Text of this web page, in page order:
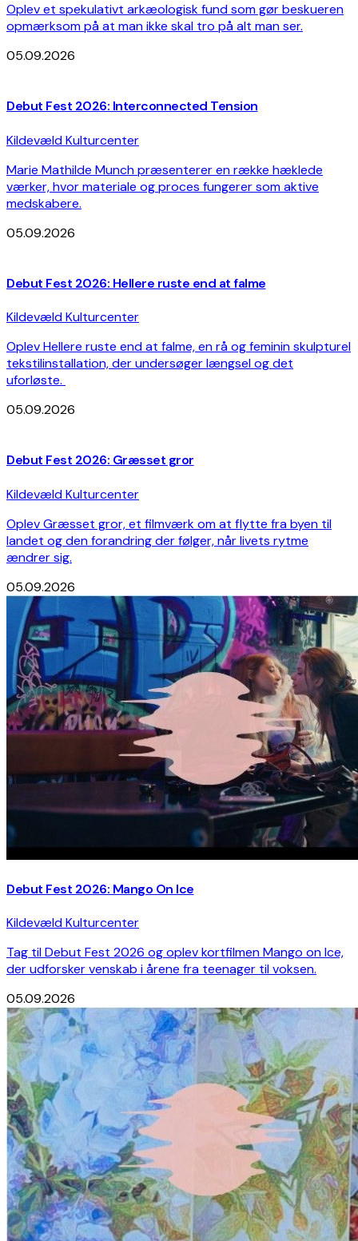
Oplev et spekulativt arkæologisk fund som gør beskueren
opmærksom på at man ikke skal tro på alt man ser.
05.09.2026
Debut Fest 2026: Interconnected Tension
Kildevæld Kulturcenter
Marie Mathilde Munch præsenterer en række hæklede
værker, hvor materiale og proces fungerer som aktive
medskabere.
05.09.2026
Debut Fest 2026: Hellere ruste end at falme
Kildevæld Kulturcenter
Oplev Hellere ruste end at falme, en rå og feminin skulpturel
tekstilinstallation, der undersøger længsel og det
uforløste.
05.09.2026
Debut Fest 2026: Græsset gror
Kildevæld Kulturcenter
Oplev Græsset gror, et filmværk om at flytte fra byen til
landet og den forandring der følger, når livets rytme
ændrer sig.
05.09.2026
Debut Fest 2026: Mango On Ice
Kildevæld Kulturcenter
Tag til Debut Fest 2026 og oplev kortfilmen Mango on Ice,
der udforsker venskab i årene fra teenager til voksen.
05.09.2026